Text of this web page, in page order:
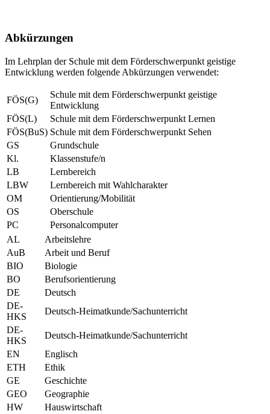
Abkürzungen
Im Lehrplan der Schule mit dem Förderschwerpunkt geistige
Entwicklung werden folgende Abkürzungen verwendet:
FÖS(G)
Schule mit dem Förderschwerpunkt geistige
Entwicklung
FÖS(L)
Schule mit dem Förderschwerpunkt Lernen
FÖS(BuS) Schule mit dem Förderschwerpunkt Sehen
GS
Grundschule
Kl.
Klassenstufe/n
LB
Lernbereich
LBW
Lernbereich mit Wahlcharakter
OM
Orientierung/Mobilität
OS
Oberschule
PC
Personalcomputer
AL
Arbeitslehre
AuB
Arbeit und Beruf
BIO
Biologie
BO
Berufsorientierung
DE
Deutsch
DE-
HKS
Deutsch-Heimatkunde/Sachunterricht
DE-
HKS
Deutsch-Heimatkunde/Sachunterricht
EN
Englisch
ETH
Ethik
GE
Geschichte
GEO
Geographie
HW
Hauswirtschaft